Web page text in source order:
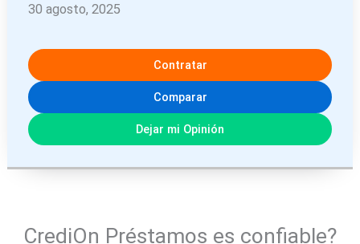
30 agosto, 2025
Contratar
Comparar
Dejar mi Opinión
CrediOn Préstamos es confiable?